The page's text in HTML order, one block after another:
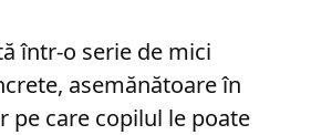
într-o serie de mici
asemănătoare în
pe care copilul le poate